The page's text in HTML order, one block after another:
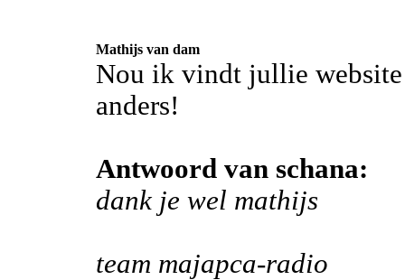
Mathijs van dam
Nou ik vindt jullie website
anders!
Antwoord van schana:
dank je wel mathijs
team majapca-radio